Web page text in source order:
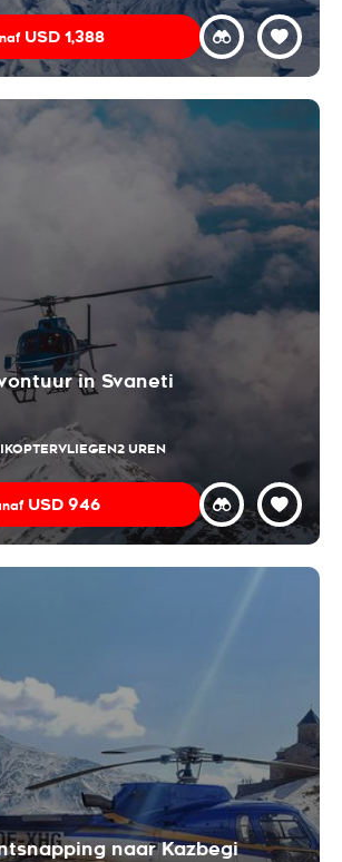
USD 1,388
in Svaneti
2 UREN
USD 946
naar Kazbegi